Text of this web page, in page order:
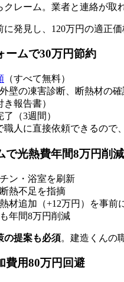
レーム。業者と連絡が取
発見し、120万円の適正
ームで30万円節約
（すべて無料）
壁の凍害診断、断熱材の
報告書）
（3週間）
職人に直接依頼できるの
で光熱費年間8万円削減
ン・浴室を刷新
熱不足を指摘
材追加（+12万円）を事前
年間8万円削減
の提案も必須。建造くんの
費用80万円回避